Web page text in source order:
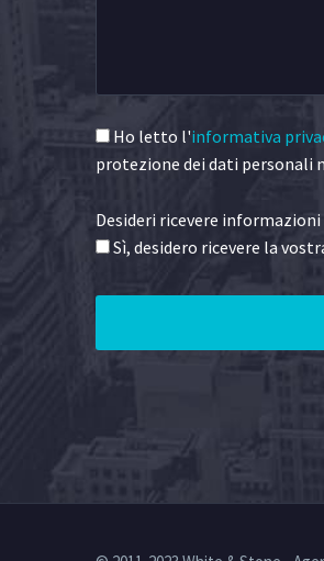
Ho letto l'informativa
protezione dei dati personali
Desideri ricevere
Sì, desidero ricevere la